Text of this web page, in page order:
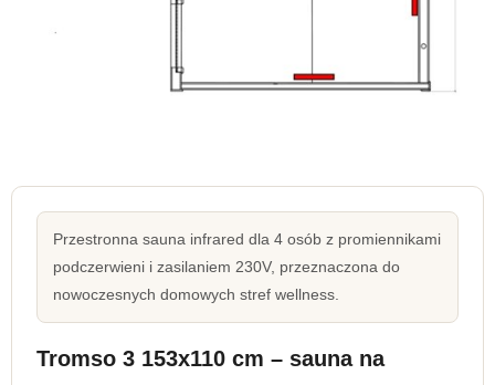
Przestronna sauna infrared dla 4 osób z promiennikami
podczerwieni i zasilaniem 230V, przeznaczona do
nowoczesnych domowych stref wellness.
Tromso 3 153x110 cm – sauna na